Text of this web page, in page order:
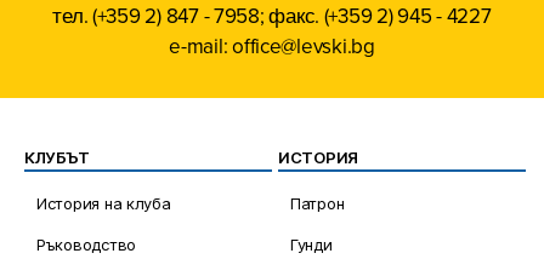
тел. (+359 2) 847 - 7958; факс. (+359 2) 945 - 4227
e-mail: office@levski.bg
КЛУБЪТ
История на клуба
Ръководство
ИСТОРИЯ
Патрон
Гунди